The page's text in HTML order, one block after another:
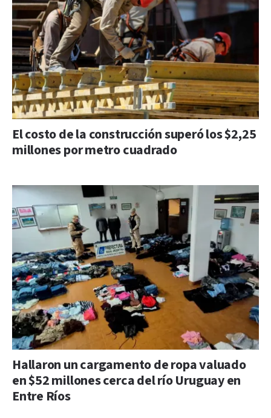
El costo de la construcción superó los $2,25
millones por metro cuadrado
Hallaron un cargamento de ropa valuado
en $52 millones cerca del río Uruguay en
Entre Ríos